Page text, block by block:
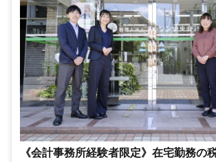
《会計事務所経験者限定》在宅勤務の